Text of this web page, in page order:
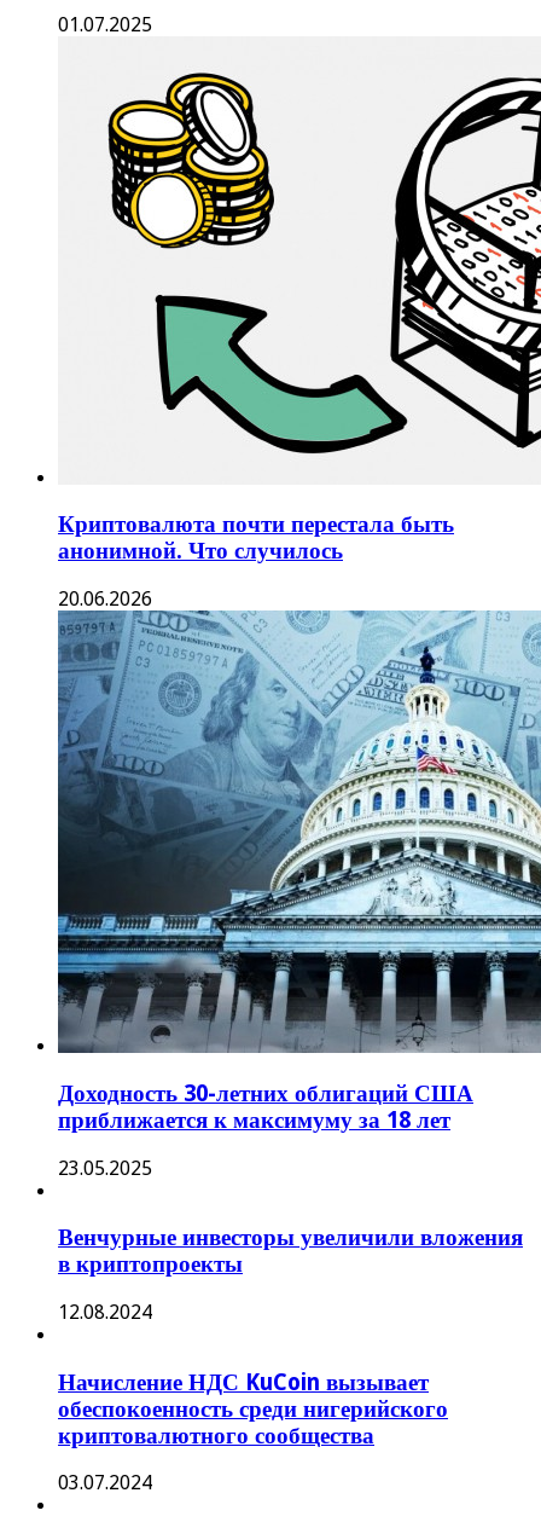
01.07.2025
Криптовалюта почти перестала быть
анонимной. Что случилось
20.06.2026
Доходность 30-летних облигаций США
приближается к максимуму за 18 лет
23.05.2025
Венчурные инвесторы увеличили вложения
в криптопроекты
12.08.2024
Начисление НДС KuCoin вызывает
обеспокоенность среди нигерийского
криптовалютного сообщества
03.07.2024